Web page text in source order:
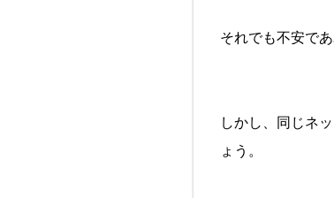
それでも不安で
しかし、同じネ
ょう。